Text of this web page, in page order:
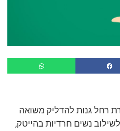
רחל גנות להדליק משואה
נשים חרדיות בהייטק,